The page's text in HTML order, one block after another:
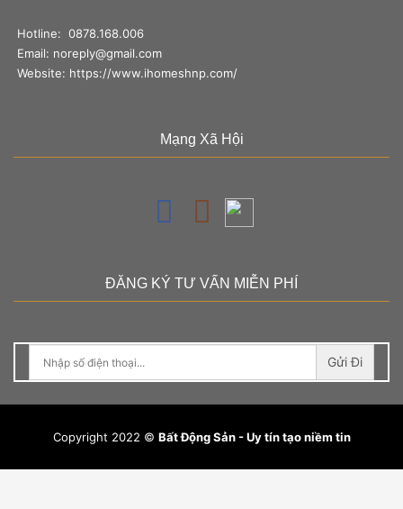
Hotline: 0878.168.006
Email: noreply@gmail.com
Website: https://www.ihomeshnp.com/
Mạng Xã Hội
ĐĂNG KÝ TƯ VẤN MIỄN PHÍ
Gửi Đi
Copyright 2022 © Bất Động Sản - Uy tín tạo niềm tin